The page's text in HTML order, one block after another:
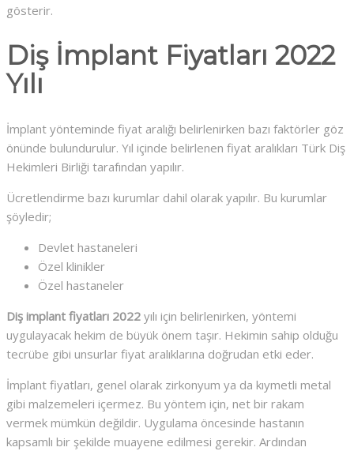
gösterir.
Diş İmplant Fiyatları 2022
Yılı
İmplant yönteminde fiyat aralığı belirlenirken bazı faktörler göz
önünde bulundurulur. Yıl içinde belirlenen fiyat aralıkları Türk Diş
Hekimleri Birliği tarafından yapılır.
Ücretlendirme bazı kurumlar dahil olarak yapılır. Bu kurumlar
şöyledir;
Devlet hastaneleri
Özel klinikler
Özel hastaneler
Diş implant fiyatları 2022 yılı için belirlenirken, yöntemi
uygulayacak hekim de büyük önem taşır. Hekimin sahip olduğu
tecrübe gibi unsurlar fiyat aralıklarına doğrudan etki eder.
İmplant fiyatları, genel olarak zirkonyum ya da kıymetli metal
gibi malzemeleri içermez. Bu yöntem için, net bir rakam
vermek mümkün değildir. Uygulama öncesinde hastanın
kapsamlı bir şekilde muayene edilmesi gerekir. Ardından